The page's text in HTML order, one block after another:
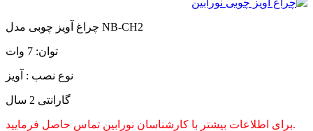
چراغ آویز چوبی مدل NB-CH2
توان: 7 وات
نوع نصب : آویز
گارانتی 2 سال
برای اطلاعات بیشتر با کارشناسان نورابین تماس حاصل فرمایید.